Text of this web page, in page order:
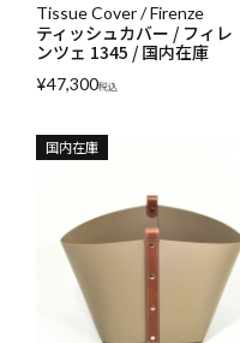
Tissue Cover / Firenze
ティッシュカバー / フィレ
ンツェ 1345 / 国内在庫
¥47,300税込
国内在庫